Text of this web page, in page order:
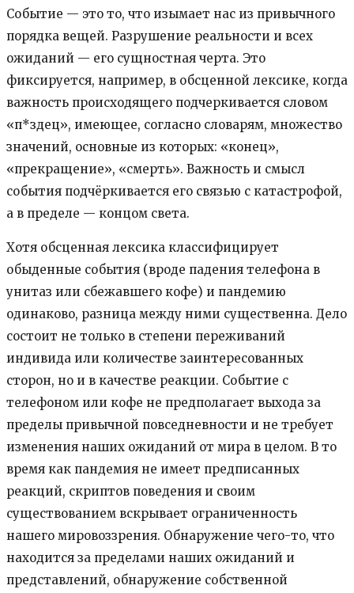
Событие — это то, что изымает нас из привычного
порядка вещей. Разрушение реальности и всех
ожиданий — его сущностная черта. Это
фиксируется, например, в обсценной лексике, когда
важность происходящего подчеркивается словом
«п*здец», имеющее, согласно словарям, множество
значений, основные из которых: «конец»,
«прекращение», «смерть». Важность и смысл
события подчёркивается его связью с катастрофой,
а в пределе — концом света.
Хотя обсценная лексика классифицирует
обыденные события (вроде падения телефона в
унитаз или сбежавшего кофе) и пандемию
одинаково, разница между ними существенна. Дело
состоит не только в степени переживаний
индивида или количестве заинтересованных
сторон, но и в качестве реакции. Событие с
телефоном или кофе не предполагает выхода за
пределы привычной повседневности и не требует
изменения наших ожиданий от мира в целом. В то
время как пандемия не имеет предписанных
реакций, скриптов поведения и своим
существованием вскрывает ограниченность
нашего мировоззрения. Обнаружение чего-то, что
находится за пределами наших ожиданий и
представлений, обнаружение собственной